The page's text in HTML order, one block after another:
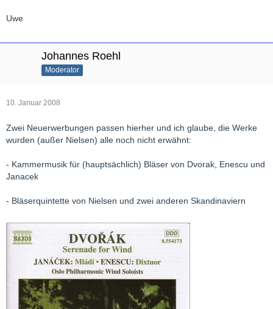
Uwe
Johannes Roehl
Moderator
10. Januar 2008
Zwei Neuerwerbungen passen hierher und ich glaube, die Werke
wurden (außer Nielsen) alle noch nicht erwähnt:
- Kammermusik für (hauptsächlich) Bläser von Dvorak, Enescu und
Janacek
- Bläserquintette von Nielsen und zwei anderen Skandinaviern